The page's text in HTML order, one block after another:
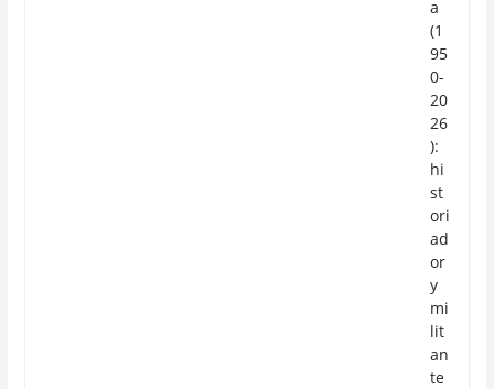
a
(1
95
0-
20
26
):
hi
st
ori
ad
or
y
mi
lit
an
te